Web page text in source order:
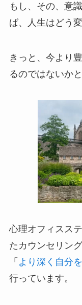
もし、その、意
ば、人生はどう
きっと、今より
るのではないか
心理オフィスス
たカウンセリング
「 より深く自分
行っています。